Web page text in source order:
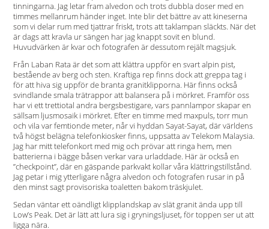
tinningarna. Jag letar fram alvedon och trots dubbla doser med en
timmes mellanrum händer inget. Inte blir det bättre av att kineserna
som vi delar rum med tjattrar friskt, trots att taklampan släckts. När det
är dags att kravla ur sängen har jag knappt sovit en blund.
Huvudvärken är kvar och fotografen är dessutom rejält magsjuk.
Från Laban Rata är det som att klättra uppför en svart alpin pist,
bestående av berg och sten. Kraftiga rep finns dock att greppa tag i
för att hiva sig uppför de branta granitklipporna. Här finns också
svindlande smala trätrappor att balansera på i mörkret. Framför oss
har vi ett trettiotal andra bergsbestigare, vars pannlampor skapar en
sällsam ljusmosaik i mörkret. Efter en timme med maxpuls, torr mun
och vila var femtionde meter, når vi hyddan Sayat-Sayat, där världens
två högst belägna telefonkiosker finns, uppsatta av Telekom Malaysia.
Jag har mitt telefonkort med mig och prövar att ringa hem, men
batterierna i bägge båsen verkar vara urladdade. Här är också en
”checkpoint”, där en gäspande parkvakt kollar våra klättringstillstånd.
Jag petar i mig ytterligare några alvedon och fotografen rusar in på
den minst sagt provisoriska toaletten bakom träskjulet.
Sedan väntar ett oändligt klipplandskap av slät granit ända upp till
Low’s Peak. Det är lätt att lura sig i gryningsljuset, för toppen ser ut att
ligga nära.